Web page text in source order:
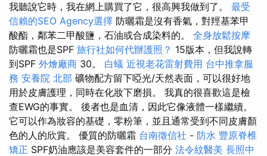
我聽說它時，我在網上購買了它，很高興我做到了。 最受
信賴的SEO Agency選擇 防曬霜是沒有香氣，對羥基苯甲
酸酯，鄰苯二甲酸鹽，石油或合成染料的。 全身放鬆按摩
防曬霜也是SPF 旅行社如何代辦護照？ 15版本，但我說轉
到SPF 外燴廠商 30。 白蟻 近視老花雷射費用 台中推拿服
務 安養院 北部 礦物配方留下啞光/天然表面，可以很好地
用於皮膚護理，同時在化妝下磨損。 我真的很喜歡這是檢
查EWG的事實。 後者也是血清，因此它像液體一樣繼續。
它可以作為妝容的基礎，零粉筆，並且通常受到不同皮膚顏
色的人的欣賞。 優質的防曬霜 台南徵信社 - 防水 豐原脊椎
矯正 SPF奶油應該是美容套件的一部分 法令紋醫美 長照中